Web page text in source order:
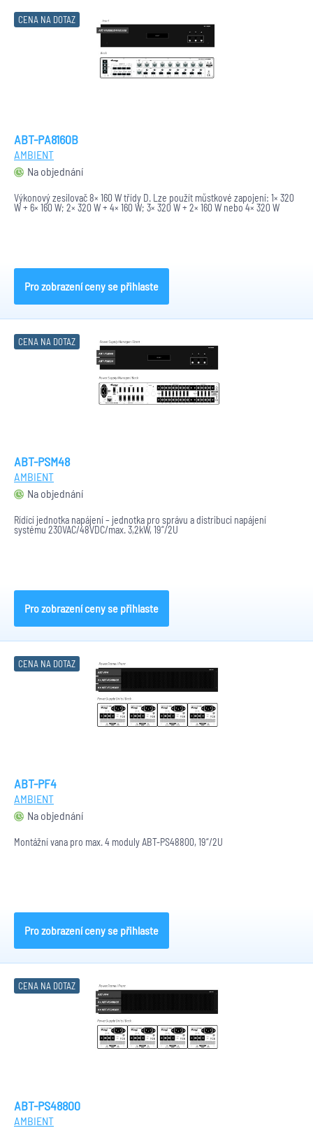
CENA NA DOTAZ
ABT-PA8160B
AMBIENT
Na objednání
Výkonový zesilovač 8× 160 W třídy D. Lze použít můstkové zapojení: 1× 320
W + 6× 160 W; 2× 320 W + 4× 160 W; 3× 320 W + 2× 160 W nebo 4× 320 W
Pro zobrazení ceny se přihlaste
CENA NA DOTAZ
ABT-PSM48
AMBIENT
Na objednání
Řídící jednotka napájení – jednotka pro správu a distribuci napájení
systému 230VAC/48VDC/max. 3,2kW, 19“/2U
Pro zobrazení ceny se přihlaste
CENA NA DOTAZ
ABT-PF4
AMBIENT
Na objednání
Montážní vana pro max. 4 moduly ABT-PS48800, 19“/2U
Pro zobrazení ceny se přihlaste
CENA NA DOTAZ
ABT-PS48800
AMBIENT